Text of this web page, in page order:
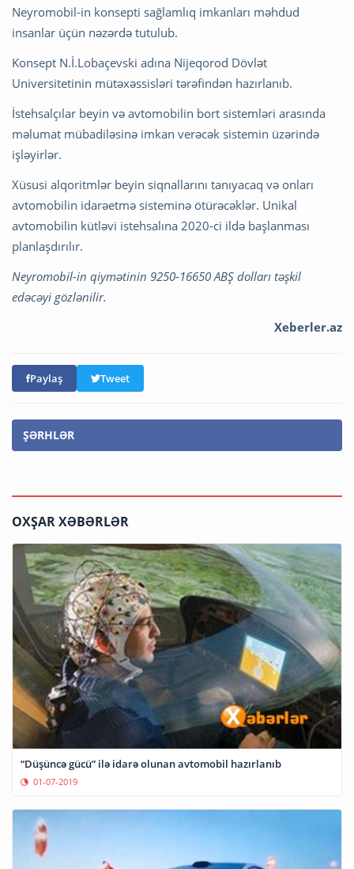
Neyromobil-in konsepti sağlamlıq imkanları məhdud
insanlar üçün nəzərdə tutulub.
Konsept N.İ.Lobaçevski adına Nijeqorod Dövlət
Universitetinin mütəxəssisləri tərəfindən hazırlanıb.
İstehsalçılar beyin və avtomobilin bort sistemləri arasında
məlumat mübadiləsinə imkan verəcək sistemin üzərində
işləyirlər.
Xüsusi alqoritmlər beyin siqnallarını tanıyacaq və onları
avtomobilin idarəetmə sisteminə ötürəcəklər. Unikal
avtomobilin kütləvi istehsalına 2020-ci ildə başlanması
planlaşdırılır.
Neyromobil-in qiymətinin 9250-16650 ABŞ dolları təşkil
edəcəyi gözlənilir.
Xeberler.az
Paylaş Tweet
ŞƏRHLƏR
OXŞAR XƏBƏRLƏR
“Düşüncə gücü” ilə idarə olunan avtomobil hazırlanıb
01-07-2019